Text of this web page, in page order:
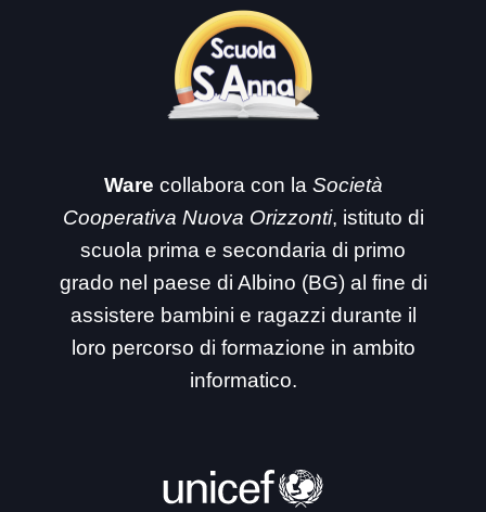
Ware collabora con la Società
Cooperativa Nuova Orizzonti, istituto di
scuola prima e secondaria di primo
grado nel paese di Albino (BG) al fine di
assistere bambini e ragazzi durante il
loro percorso di formazione in ambito
informatico.